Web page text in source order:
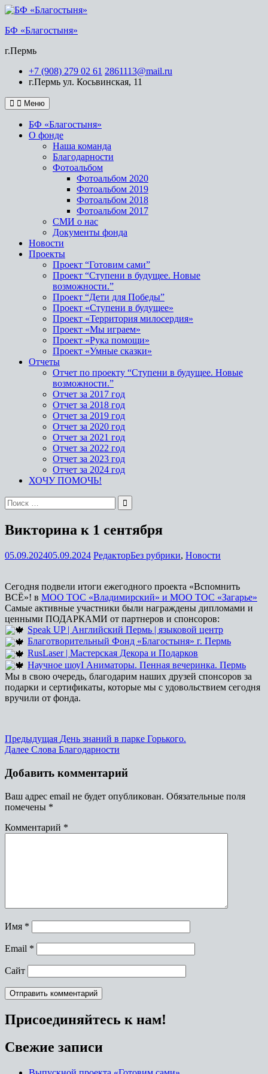
Перейти
содержимому
БФ «Благостыня»
г.Пермь
+7 (908) 279 02 61 2861113@mail.ru
г.Пермь ул. Косьвинская, 11
Меню
БФ «Благостыня»
О фонде
Наша команда
Благодарности
Фотоальбом
Фотоальбом 2020
Фотоальбом 2019
Фотоальбом 2018
Фотоальбом 2017
СМИ о нас
Документы фонда
Новости
Проекты
Проект “Готовим сами”
Проект “Ступени в будущее. Новые
возможности.”
Проект “Дети для Победы”
Проект «Ступени в будущее»
Проект «Территория милосердия»
Проект «Мы играем»
Проект «Рука помощи»
Проект «Умные сказки»
Отчеты
Отчет по проекту “Ступени в будущее. Новые
возможности.”
Отчет за 2017 год
Отчет за 2018 год
Отчет за 2019 год
Отчет за 2020 год
Отчет за 2021 год
Отчет за 2022 год
Отчет за 2023 год
Отчет за 2024 год
ХОЧУ ПОМОЧЬ!
Поиск
по:
Викторина к 1 сентября
05.09.202405.09.2024 РедакторБез рубрики, Новости
Сегодня подвели итоги ежегодного проекта «Вспомнить
ВСЁ»! в МОО ТОС «Владимирский» и МОО ТОС «Загарье»
Самые активные участники были награждены дипломами и
ценными ПОДАРКАМИ от партнеров и спонсоров:
Speak UP | Английский Пермь | языковой центр
Благотворительный Фонд «Благостыня» г. Пермь
RusLaser | Мастерская Декора и Подарков
Научное шоуI Аниматоры. Пенная вечеринка. Пермь
Мы в свою очередь, благодарим наших друзей спонсоров за
подарки и сертификаты, которые мы с удовольствием сегодня
вручили от фонда.
Навигация
по
записям
Предыдущая Предыдущая
запись:
День знаний в парке Горького.
Далее Следующая
Слова Благодарности
Добавить комментарий
Ваш адрес email не будет опубликован. Обязательные поля
помечены *
Комментарий *
Имя *
Email *
Сайт
Присоединяйтесь к нам!
Свежие записи